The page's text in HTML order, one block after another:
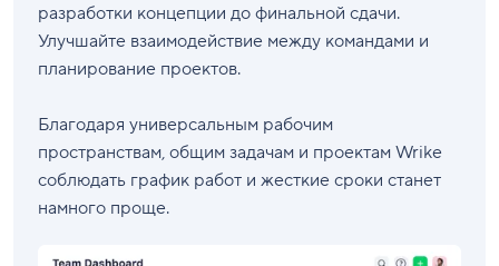
разработки концепции до финальной сдачи.
Улучшайте взаимодействие между командами и
планирование проектов.
Благодаря универсальным рабочим
пространствам, общим задачам и проектам Wrike
соблюдать график работ и жесткие сроки станет
намного проще.